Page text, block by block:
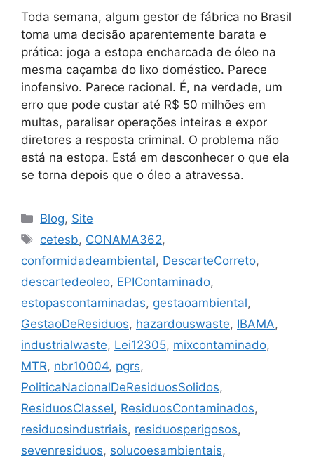
Toda semana, algum gestor de fábrica no Brasil
toma uma decisão aparentemente barata e
prática: joga a estopa encharcada de óleo na
mesma caçamba do lixo doméstico. Parece
inofensivo. Parece racional. É, na verdade, um
erro que pode custar até R$ 50 milhões em
multas, paralisar operações inteiras e expor
diretores a resposta criminal. O problema não
está na estopa. Está em desconhecer o que ela
se torna depois que o óleo a atravessa.
Blog, Site
cetesb, CONAMA362,
conformidadeambiental, DescarteCorreto,
descartedeoleo, EPIContaminado,
estopascontaminadas, gestaoambiental,
GestaoDeResiduos, hazardouswaste, IBAMA,
industrialwaste, Lei12305, mixcontaminado,
MTR, nbr10004, pgrs,
PoliticaNacionalDeResiduosSolidos,
ResiduosClasseI, ResiduosContaminados,
residuosindustriais, residuosperigosos,
sevenresiduos, solucoesambientais,